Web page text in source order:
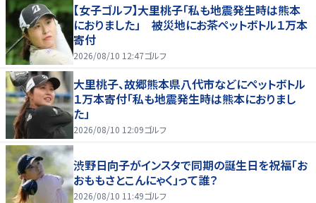
【女子ゴルフ】大里桃子「私も地震発生時は熊本
におりました」 被災地にお茶ペットボトル１万本
寄付
2026/08/10 12:47ゴルフ
大里桃子、故郷熊本県八代市などにペットボトル
１万本寄付「私も地震発生時は熊本におりまし
た」
2026/08/10 12:09ゴルフ
渋野日向子がインスタで同期の誕生日を祝福「お
おももさとこんにゃく」って誰？
2026/08/10 11:49ゴルフ